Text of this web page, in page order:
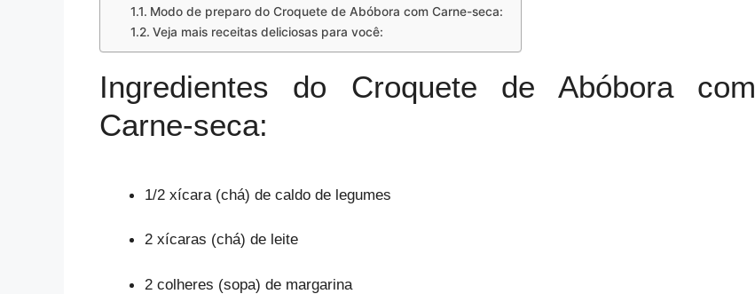
Modo de preparo do Croquete de Abóbora com Carne-seca:
Veja mais receitas deliciosas para você:
Ingredientes do Croquete de Abóbora com
Carne-seca:
1/2 xícara (chá) de caldo de legumes
2 xícaras (chá) de leite
2 colheres (sopa) de margarina